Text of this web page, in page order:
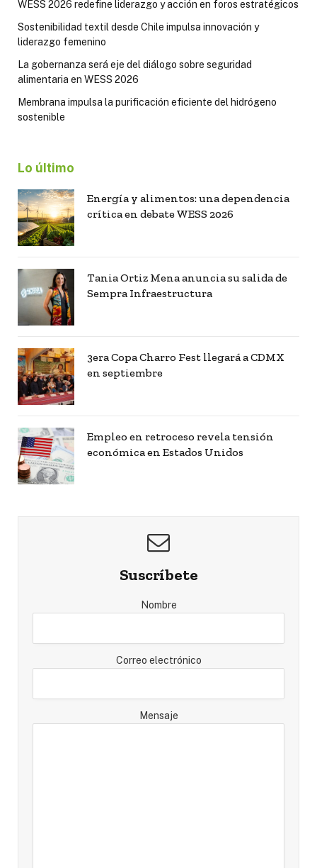
WESS 2026 redefine liderazgo y acción en foros estratégicos
Sostenibilidad textil desde Chile impulsa innovación y
liderazgo femenino
La gobernanza será eje del diálogo sobre seguridad
alimentaria en WESS 2026
Membrana impulsa la purificación eficiente del hidrógeno
sostenible
Lo último
Energía y alimentos: una dependencia
crítica en debate WESS 2026
Tania Ortiz Mena anuncia su salida de
Sempra Infraestructura
3era Copa Charro Fest llegará a CDMX
en septiembre
Empleo en retroceso revela tensión
económica en Estados Unidos
Suscríbete
Nombre
Correo electrónico
Mensaje